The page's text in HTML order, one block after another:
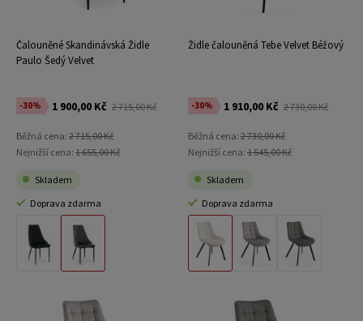
Čalouněné Skandinávská Židle
Paulo Šedý Velvet
-30% 1 900,00 Kč 2 715,00 Kč
Běžná cena: 2 715,00 Kč
Nejnižší cena: 1 655,00 Kč
Skladem
Doprava zdarma
Židle čalouněná Tebe Velvet Béžový
-30% 1 910,00 Kč 2 730,00 Kč
Běžná cena:2 730,00 Kč
Nejnižší cena:1 545,00 Kč
Skladem
Doprava zdarma